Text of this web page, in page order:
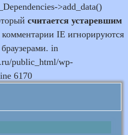
>add_data()
считается устаревшим
IE игнорируются
in
public_html/wp-
6170